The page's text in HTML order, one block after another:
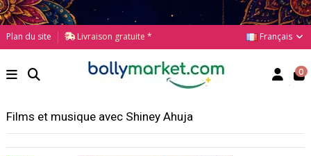
Plan du site Livraison gratuite * Français
0
Films et musique avec Shiney Ahuja